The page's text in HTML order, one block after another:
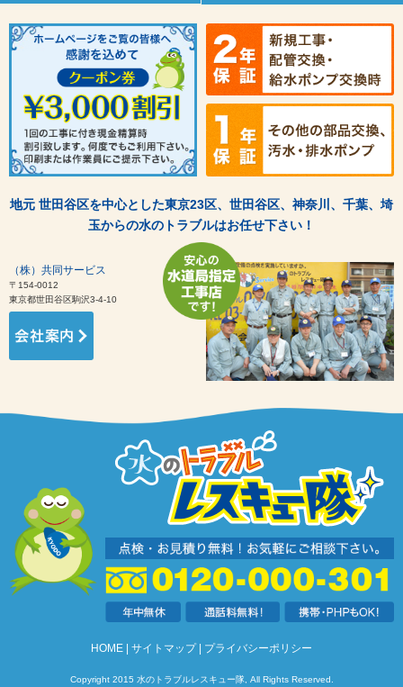
地元 世田谷区を中心とした東京23区、世田谷区、神奈川、千葉、埼
玉からの水のトラブルはお任せ下さい！
（株）共同サービス
〒154-0012
東京都世田谷区駒沢3-4-10
HOME サイトマップ プライバシーポリシー
Copyright 2015 水のトラブルレスキュー隊, All Rights Reserved.